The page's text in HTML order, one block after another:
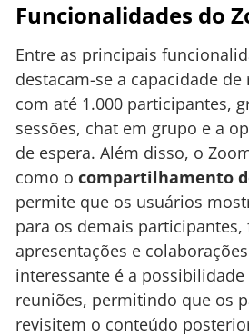
Funcionalidades do
Entre as principais
destacam-se a capacidade
com até 1.000 participantes,
sessões, chat em grupo e a
de espera. Além disso, o
como o compartilhamento
permite que os usuários
para os demais
apresentações e
interessante é a possibilidade
reuniões, permitindo que os
revisitem o conteúdo